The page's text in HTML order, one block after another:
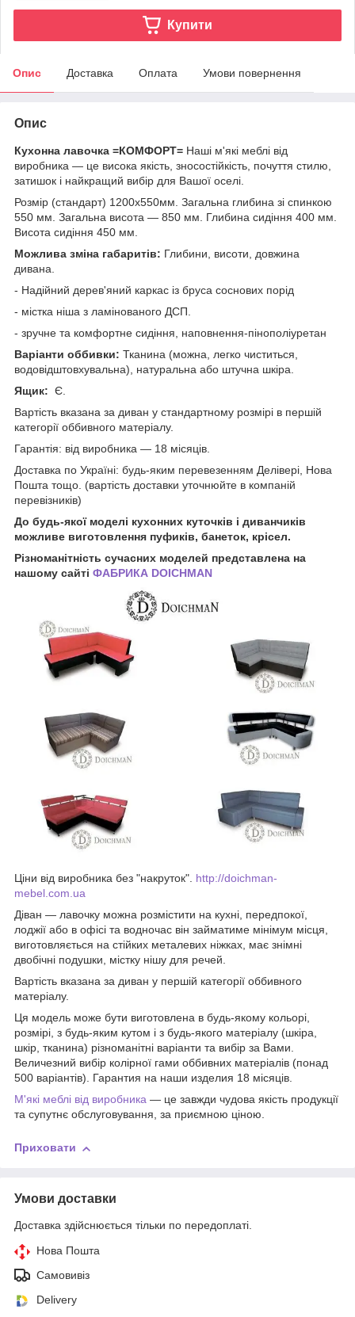
Купити
Опис Доставка Оплата Умови повернення
Опис
Кухонна лавочка =КОМФОРТ= Наші м'які меблі від
виробника — це висока якість, зносостійкість, почуття стилю,
затишок і найкращий вибір для Вашої оселі.
Розмір (стандарт) 1200х550мм. Загальна глибина зі спинкою
550 мм. Загальна висота — 850 мм. Глибина сидіння 400 мм.
Висота сидіння 450 мм.
Можлива зміна габаритів: Глибини, висоти, довжина
дивана.
- Надійний дерев'яний каркас із бруса соснових порід
- містка ніша з ламінованого ДСП.
- зручне та комфортне сидіння, наповнення-пінополіуретан
Варіанти оббивки: Тканина (можна, легко чиститься,
водовідштовхувальна), натуральна або штучна шкіра.
Ящик: Є.
Вартість вказана за диван у стандартному розмірі в першій
категорії оббивного матеріалу.
Гарантія: від виробника — 18 місяців.
Доставка по Україні: будь-яким перевезенням Делівері, Нова
Пошта тощо. (вартість доставки уточнюйте в компаній
перевізників)
До будь-якої моделі кухонних куточків і диванчиків
можливе виготовлення пуфиків, банеток, крісел.
Різноманітність сучасних моделей представлена на
нашому сайті ФАБРИКА DOICHMAN
Ціни від виробника без "накруток". http://doichman-
mebel.com.ua
Діван — лавочку можна розмістити на кухні, передпокої,
лоджії або в офісі та водночас він займатиме мінімум місця,
виготовляється на стійких металевих ніжках, має знімні
двобічні подушки, містку нішу для речей.
Вартість вказана за диван у першій категорії оббивного
матеріалу.
Ця модель може бути виготовлена в будь-якому кольорі,
розмірі, з будь-яким кутом і з будь-якого матеріалу (шкіра,
шкір, тканина) різноманітні варіанти та вибір за Вами.
Величезний вибір колірної гами оббивних матеріалів (понад
500 варіантів). Гарантия на наши изделия 18 місяців.
М'які меблі від виробника — це завжди чудова якість продукції
та супутнє обслуговування, за приємною ціною.
Приховати
Умови доставки
Доставка здійснюється тільки по передоплаті.
Нова Пошта
Самовивіз
Delivery